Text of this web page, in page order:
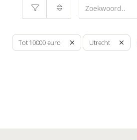
Tot 10000 euro Utrecht